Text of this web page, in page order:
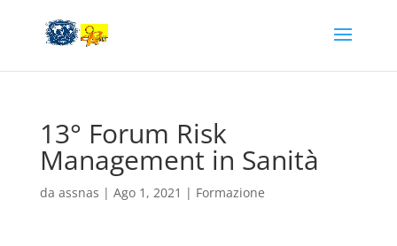
13° Forum Risk
Management in Sanità
da assnas | Ago 1, 2021 | Formazione